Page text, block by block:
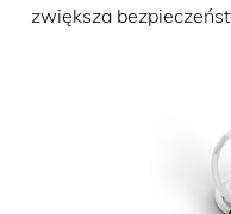
zwiększa